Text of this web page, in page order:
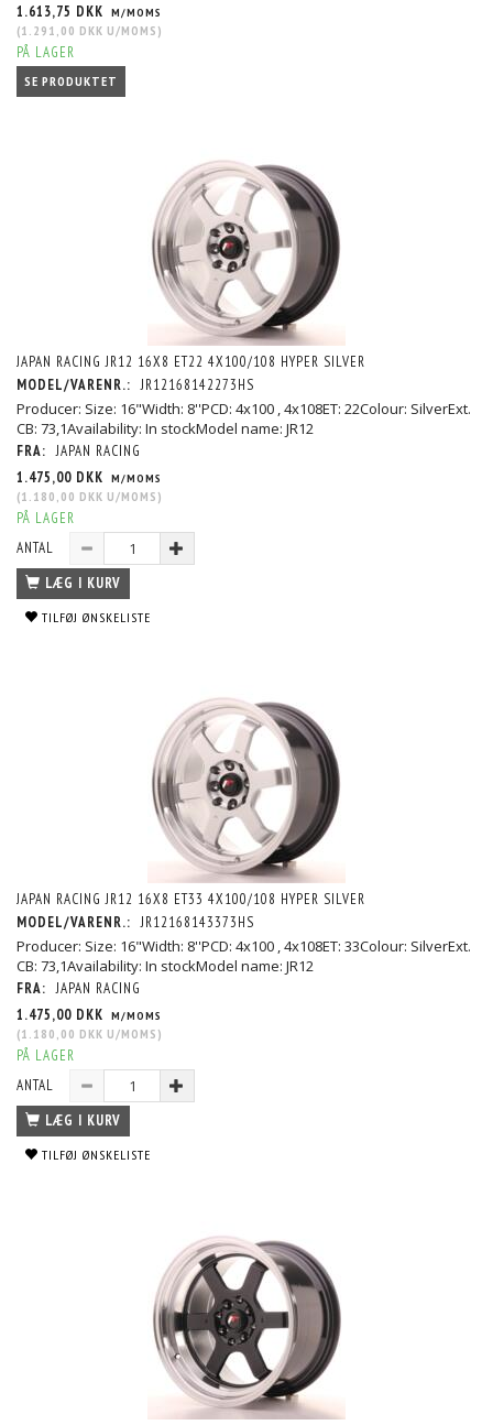
1.613,75 DKK M/MOMS
(1.291,00 DKK U/MOMS )
PÅ LAGER
SE PRODUKTET
JAPAN RACING JR12 16X8 ET22 4X100/108 HYPER SILVER
MODEL/VARENR.: JR12168142273HS
Producer: Size: 16"Width: 8''PCD: 4x100 , 4x108ET: 22Colour: SilverExt.
CB: 73,1Availability: In stockModel name: JR12
FRA: JAPAN RACING
1.475,00 DKK M/MOMS
(1.180,00 DKK U/MOMS )
PÅ LAGER
ANTAL
LÆG I KURV
TILFØJ ØNSKELISTE
JAPAN RACING JR12 16X8 ET33 4X100/108 HYPER SILVER
MODEL/VARENR.: JR12168143373HS
Producer: Size: 16"Width: 8''PCD: 4x100 , 4x108ET: 33Colour: SilverExt.
CB: 73,1Availability: In stockModel name: JR12
FRA: JAPAN RACING
1.475,00 DKK M/MOMS
(1.180,00 DKK U/MOMS )
PÅ LAGER
ANTAL
LÆG I KURV
TILFØJ ØNSKELISTE